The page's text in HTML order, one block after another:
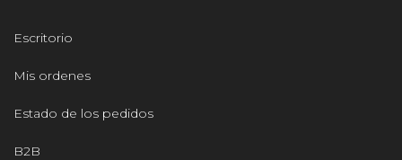
Escritorio
Mis ordenes
Estado de los pedidos
B2B